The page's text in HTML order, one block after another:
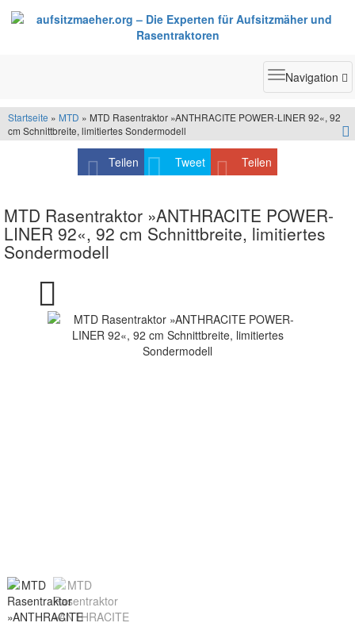
Toggle
Navigation
Startseite » MTD » MTD Rasentraktor »ANTHRACITE POWER-LINER 92«, 92
cm Schnittbreite, limitiertes Sondermodell
Teilen Tweet Teilen
MTD Rasentraktor »ANTHRACITE POWER-
LINER 92«, 92 cm Schnittbreite, limitiertes
Sondermodell